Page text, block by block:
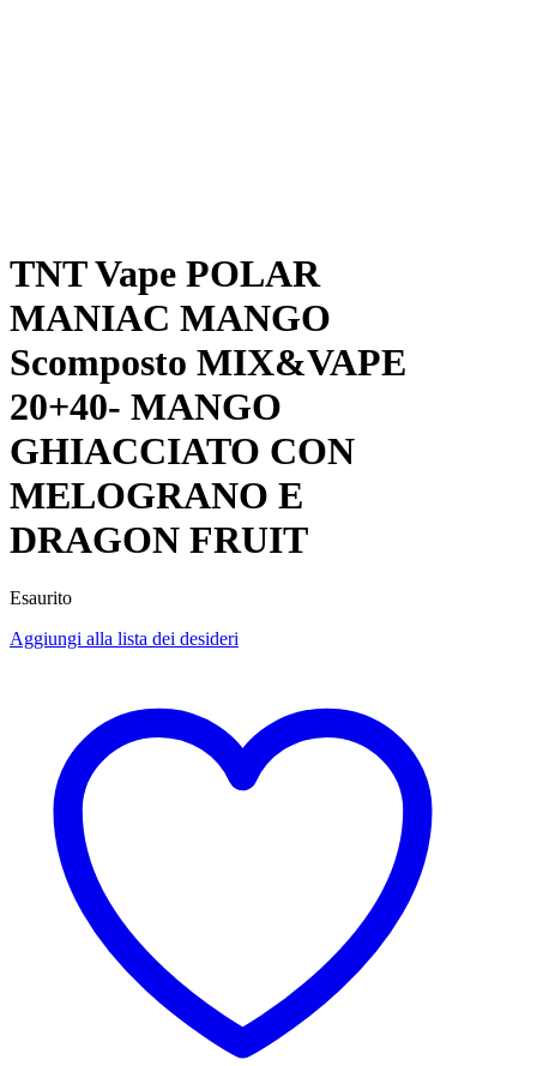
TNT Vape POLAR
MANIAC MANGO
Scomposto MIX&VAPE
20+40- MANGO
GHIACCIATO CON
MELOGRANO E
DRAGON FRUIT
Esaurito
Aggiungi alla lista dei desideri